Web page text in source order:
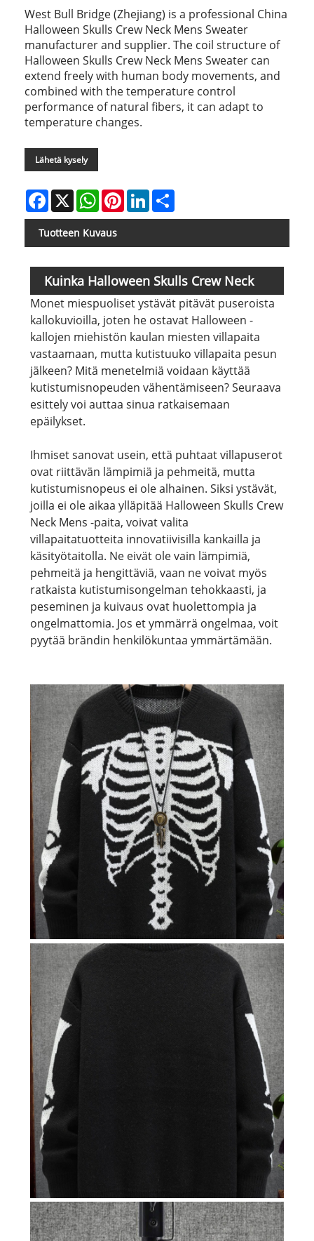
West Bull Bridge (Zhejiang) is a professional China
Halloween Skulls Crew Neck Mens Sweater
manufacturer and supplier. The coil structure of
Halloween Skulls Crew Neck Mens Sweater can
extend freely with human body movements, and
combined with the temperature control
performance of natural fibers, it can adapt to
temperature changes.
Lähetä kysely
Facebook
X WhatsAppPinterestLinkedIn
Tuotteen Kuvaus
Kuinka Halloween Skulls Crew Neck
Mens -puseron kutistumisnopeus on?
Monet miespuoliset ystävät pitävät puseroista
kallokuvioilla, joten he ostavat Halloween -
kallojen miehistön kaulan miesten villapaita
vastaamaan, mutta kutistuuko villapaita pesun
jälkeen? Mitä menetelmiä voidaan käyttää
kutistumisnopeuden vähentämiseen? Seuraava
esittely voi auttaa sinua ratkaisemaan
epäilykset.
Ihmiset sanovat usein, että puhtaat villapuserot
ovat riittävän lämpimiä ja pehmeitä, mutta
kutistumisnopeus ei ole alhainen. Siksi ystävät,
joilla ei ole aikaa ylläpitää Halloween Skulls Crew
Neck Mens -paita, voivat valita
villapaitatuotteita innovatiivisilla kankailla ja
käsityötaitolla. Ne eivät ole vain lämpimiä,
pehmeitä ja hengittäviä, vaan ne voivat myös
ratkaista kutistumisongelman tehokkaasti, ja
peseminen ja kuivaus ovat huolettompia ja
ongelmattomia. Jos et ymmärrä ongelmaa, voit
pyytää brändin henkilökuntaa ymmärtämään.